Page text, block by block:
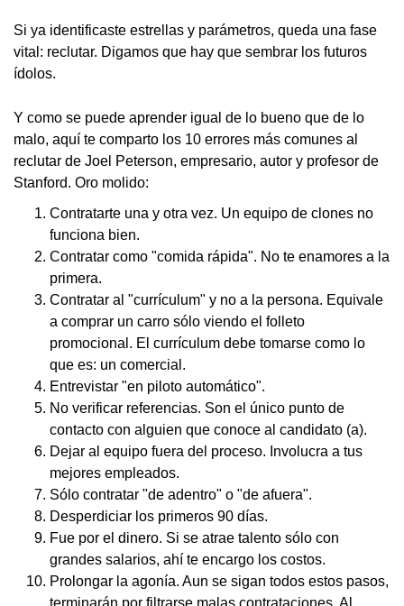
Si ya identificaste estrellas y parámetros, queda una fase
vital: reclutar. Digamos que hay que sembrar los futuros
ídolos.
Y como se puede aprender igual de lo bueno que de lo
malo, aquí te comparto los 10 errores más comunes al
reclutar de Joel Peterson, empresario, autor y profesor de
Stanford. Oro molido:
Contratarte una y otra vez. Un equipo de clones no
funciona bien.
Contratar como "comida rápida". No te enamores a la
primera.
Contratar al "currículum" y no a la persona. Equivale
a comprar un carro sólo viendo el folleto
promocional. El currículum debe tomarse como lo
que es: un comercial.
Entrevistar "en piloto automático".
No verificar referencias. Son el único punto de
contacto con alguien que conoce al candidato (a).
Dejar al equipo fuera del proceso. Involucra a tus
mejores empleados.
Sólo contratar "de adentro" o "de afuera".
Desperdiciar los primeros 90 días.
Fue por el dinero. Si se atrae talento sólo con
grandes salarios, ahí te encargo los costos.
Prolongar la agonía. Aun se sigan todos estos pasos,